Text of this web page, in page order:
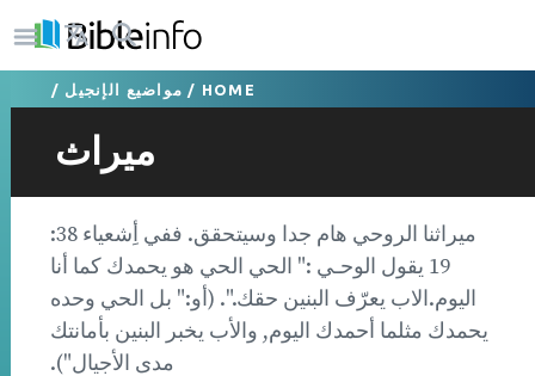
HOME
/ مواضيع الإنجيل /
ميراث
ميراثنا الروحي هام جدا وسيتحقق. ففي أِشعياء 38:
19 يقول الوحـي :" الحي الحي هو يحمدك كما أنا
اليوم.الاب يعرّف البنين حقك.". (أو:" بل الحي وحده
يحمدك مثلما أحمدك اليوم, والأب يخبر البنين بأمانتك
مدى الأجيال").